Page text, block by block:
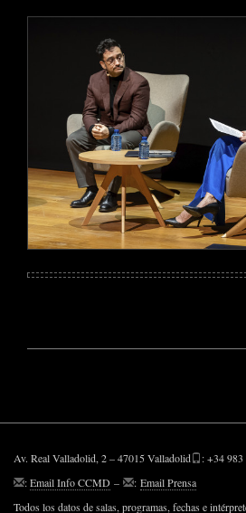
Av. Real Valladolid, 2 – 47015 Valladolid
: +34
:Email Info CCMD – : Email Prensa
Todos los datos de salas, programas, fechas e